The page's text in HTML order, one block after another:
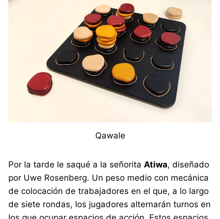
Qawale
Por la tarde le saqué a la señoritaAtiwa, diseñado
por Uwe Rosenberg. Un peso medio con mecánica
de colocación de trabajadores en el que, a lo largo
de siete rondas, los jugadores alternarán turnos en